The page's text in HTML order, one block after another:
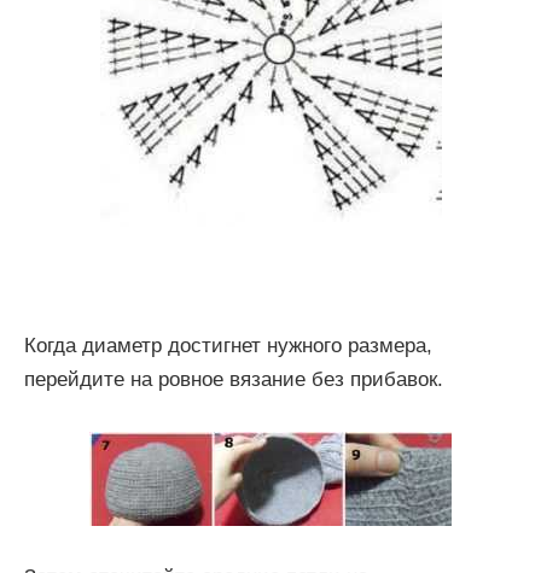
Когда диаметр достигнет нужного размера,
перейдите на ровное вязание без прибавок.